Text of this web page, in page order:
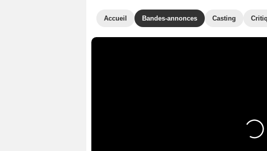
Accueil Bandes-annonces Casting